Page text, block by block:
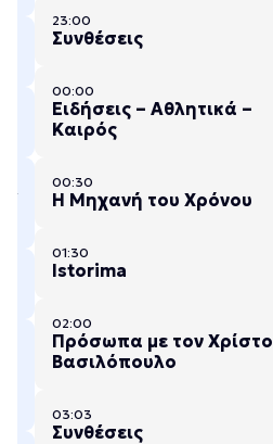
23:00
Συνθέσεις
00:00
Ειδήσεις – Αθλητικά –
Καιρός
00:30
Η Μηχανή του Χρόνου
01:30
Istorima
02:00
Πρόσωπα με τον Χρίστο
Βασιλόπουλο
03:03
Συνθέσεις